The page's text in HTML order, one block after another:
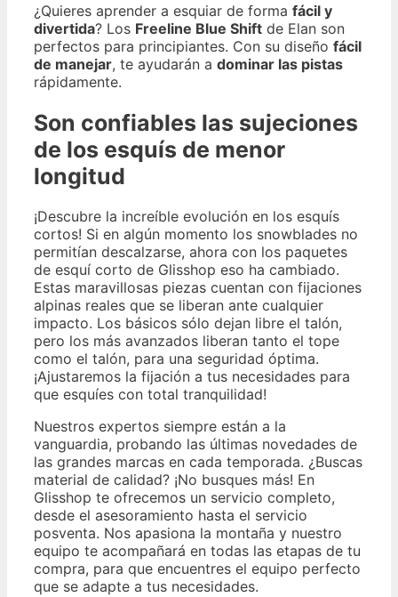
¿Quieres aprender a esquiar de forma fácil y
divertida? Los Freeline Blue Shift de Elan son
perfectos para principiantes. Con su diseño fácil
de manejar, te ayudarán a dominar las pistas
rápidamente.
Son confiables las sujeciones
de los esquís de menor
longitud
¡Descubre la increíble evolución en los esquís
cortos! Si en algún momento los snowblades no
permitían descalzarse, ahora con los paquetes
de esquí corto de Glisshop eso ha cambiado.
Estas maravillosas piezas cuentan con fijaciones
alpinas reales que se liberan ante cualquier
impacto. Los básicos sólo dejan libre el talón,
pero los más avanzados liberan tanto el tope
como el talón, para una seguridad óptima.
¡Ajustaremos la fijación a tus necesidades para
que esquíes con total tranquilidad!
Nuestros expertos siempre están a la
vanguardia, probando las últimas novedades de
las grandes marcas en cada temporada. ¿Buscas
material de calidad? ¡No busques más! En
Glisshop te ofrecemos un servicio completo,
desde el asesoramiento hasta el servicio
posventa. Nos apasiona la montaña y nuestro
equipo te acompañará en todas las etapas de tu
compra, para que encuentres el equipo perfecto
que se adapte a tus necesidades.